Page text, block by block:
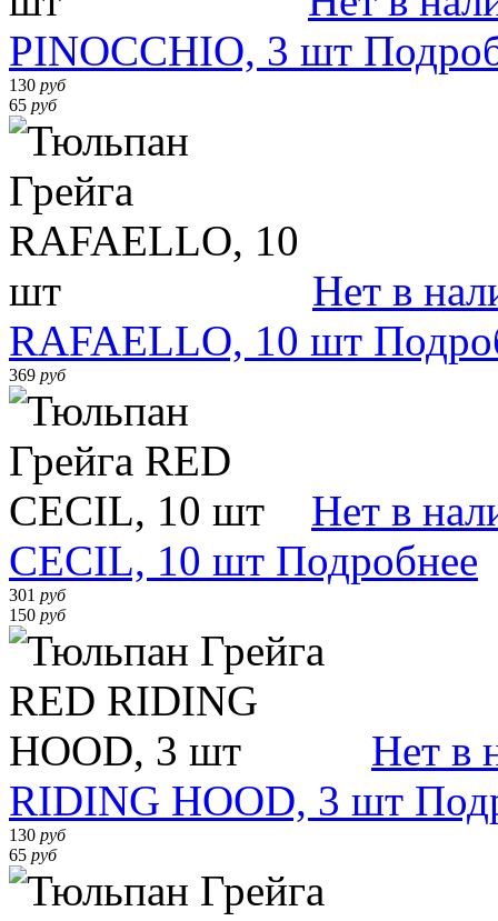
PINOCCHIO, 3 шт
130 руб
65 руб
Нет в
RAFAELLO, 10 шт
369 руб
Нет в
CECIL, 10 шт Подробнее
301 руб
150 руб
Нет в
RIDING HOOD, 3 шт
130 руб
65 руб